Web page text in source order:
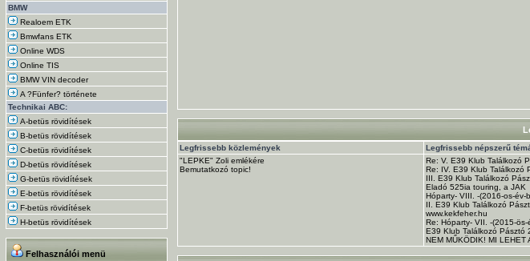
BMW
Realoem ETK
Bmwfans ETK
Online WDS
Online TIS
BMW VIN decoder
A ?Fünfer? története
Technikai ABC:
A-betüs rövidítések
B-betüs rövidítések
C-betüs rövidítések
D-betüs rövidítések
G-betüs rövidítések
E-betüs rövidítések
F-betüs rövidítések
H-betüs rövidítések
Felhasználói menü
Legfrissebb közlemények Legfrissebb népszerű
"LEPKE" Zoli emlékére
Bemutatkozó topic!
Re: V. E39 Klub Találkozó
Re: IV. E39 Klub Találkozó
III. E39 Klub Találkozó
Eladó 525ia touring, a JAK
Hóparty- VIII. -(2016-os-
II. E39 Klub Találkozó
www.kekfeher.hu
Re: Hóparty- VII. -(2015-
E39 Klub Találkozó Pásztó
NEM MŰKÖDIK! MI LEHET